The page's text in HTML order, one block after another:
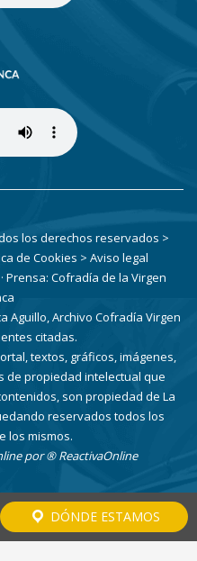
los derechos reservados >
de Cookies > Aviso legal
Prensa: Cofradía de la Virgen
Aguillo, Archivo Cofradía Virgen
citadas.
textos, gráficos, imágenes,
de propiedad intelectual que
son propiedad de La
reservados todos los
los mismos.
por® ReactivaOnline
DÓNDE ESTAMOS